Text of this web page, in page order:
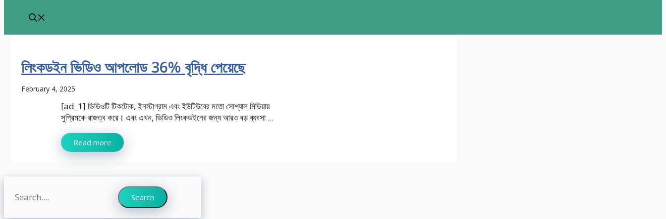
লিংকডইন ভিডিও আপলোড 36% বৃদ্ধি পেয়েছে
February 4, 2025
[ad_1] ভিডিওটি টিকটোক, ইনস্টাগ্রাম এবং ইউটিউবের মতো সোশ্যাল মিডিয়ায়
সুপ্রিমকে রাজত্ব করে। এবং এখন, ভিডিও লিংকডইনের জন্য আরও বড় ব্যবসা ...
Read more
Search Search